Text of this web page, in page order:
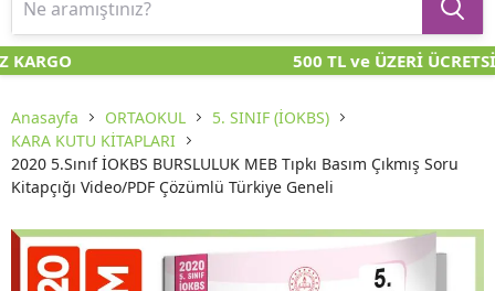
500 TL ve ÜZERİ
Anasayfa ORTAOKUL
5. SINIF (İOKBS)
KARA KUTU KİTAPLARI
2020 5.Sınıf İOKBS BURSLULUK MEB Tıpkı Basım Çıkmış Soru
Kitapçığı Video/PDF Çözümlü Türkiye Geneli